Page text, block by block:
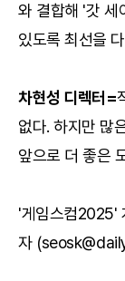
와 결합해 '갓 세
있도록 최선을
차현성 디렉터=
없다. 하지만 많
앞으로 더 좋은
'게임스컴2025'
자